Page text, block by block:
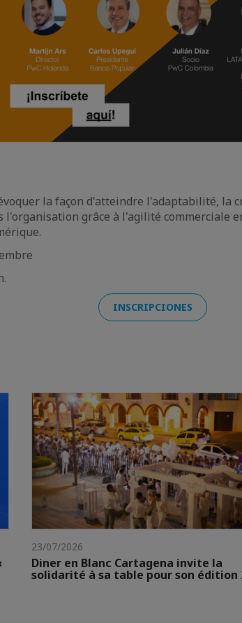
la façon d'atteindre l'adaptabilité, la
l'organisation grâce à l'agilité commerciale
INSCRIPCIONES
23/07/2026
Diner en Blanc Cartagena invite la
solidarité à sa table pour son édition